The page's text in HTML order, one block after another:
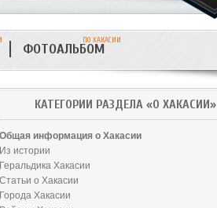
ФОТОАЛЬБОМ
ПО ХАКАСИИ
КАТЕГОРИИ РАЗДЕЛА «О ХАКАСИИ»
Общая информация о Хакасии
Из истории
Геральдика Хакасии
Статьи о Хакасии
Города Хакасии